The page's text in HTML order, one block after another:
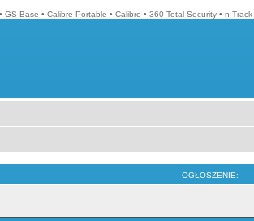
• GS-Base • Calibre Portable • Calibre • 360 Total Security • n-
OGŁOSZENIE: